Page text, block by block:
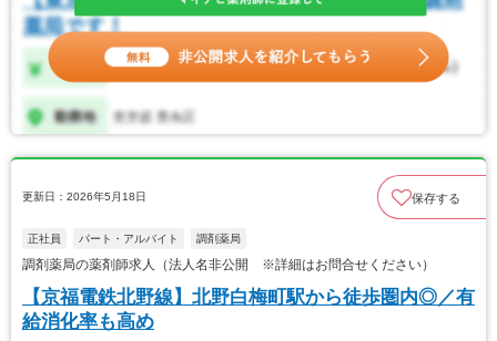
更新日：2026年5月18日 保存する
正社員 パート・アルバイト 調剤薬局
調剤薬局の薬剤師求人（法人名非公開 ※詳細はお問合せください）
【京福電鉄北野線】北野白梅町駅から徒歩圏内◎／有
給消化率も高め